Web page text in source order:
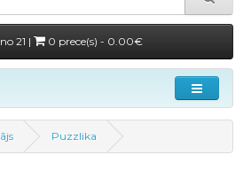
21 | 0 prece(s) - 0.00€
Puzzlika